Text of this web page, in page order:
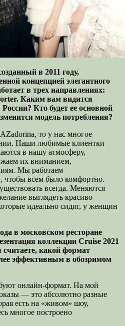
в 2011 году,
концепцией элегантного
в трех направлениях:
Каким вам видится
Кто будет ее основной
модель потребления?
то у нас многое
Наши любимые клиентки
в нашу атмосферу,
их вниманием,
Мы работаем
чтобы всем было комфортно.
всегда. Меняются
выглядеть красиво
идеально сидят, у женщин
в московском ресторане
коллекции Cruise 2021
какой формат
эффективным в обозримом
онлайн-формат. На мой
— это абсолютно разные
есть на «живом» шоу,
многое построено